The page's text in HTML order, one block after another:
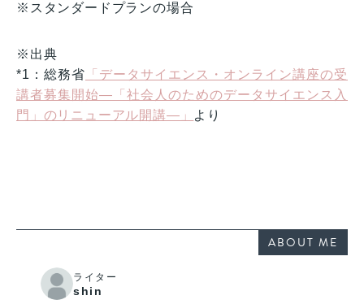
※スタンダードプランの場合
※出典
*1：総務省 「データサイエンス・オンライン講座の受
講者募集開始―「社会人のためのデータサイエンス入
門」のリニューアル開講―」 より
ABOUT ME
ライター
shin